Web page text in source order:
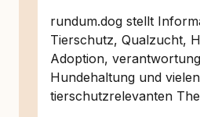
rundum.dog stellt
Tierschutz, Qualzucht,
Adoption,
Hundehaltung und
tierschutzrelevanten